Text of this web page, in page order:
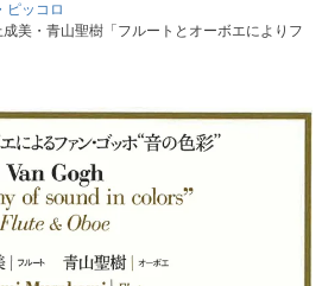
ピッコロ
美・青山聖樹「フルートとオーボエによりフ